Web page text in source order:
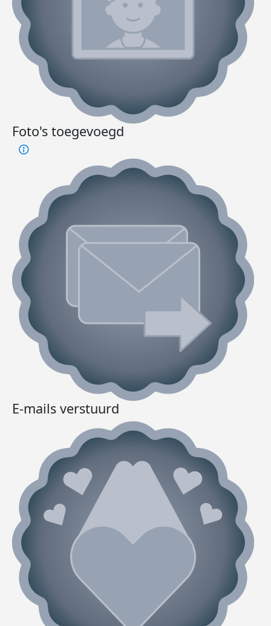
Foto's toegevoegd
E-mails verstuurd